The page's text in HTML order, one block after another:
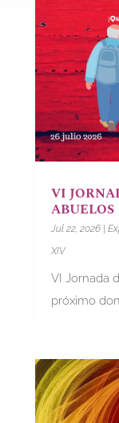
VI
ABUELOS
Jul 22, 2026|
XIV
VI Jornada
próximo